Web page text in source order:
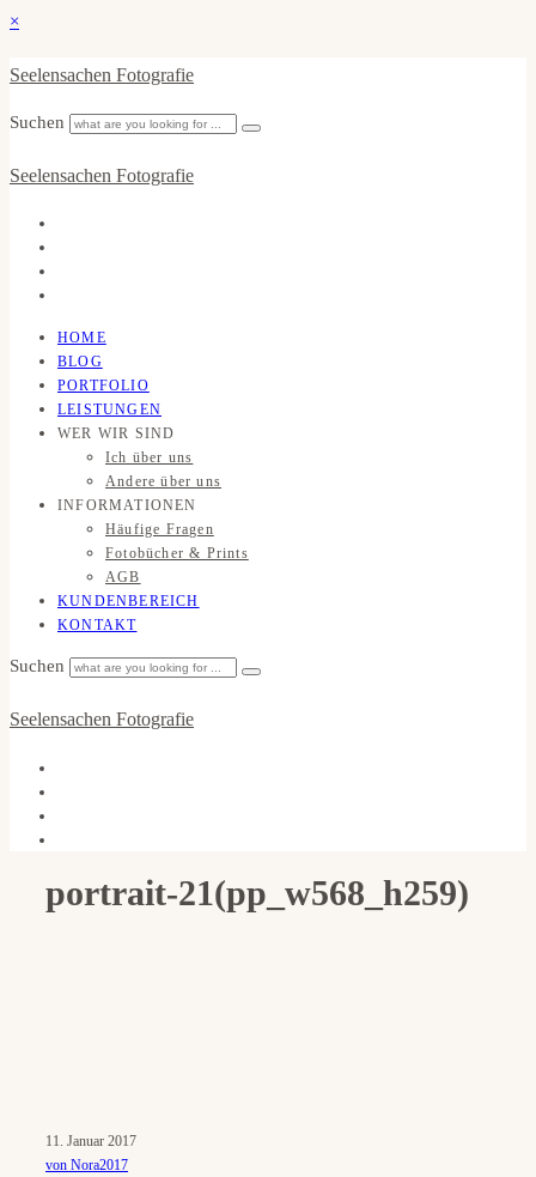
×
Seelensachen Fotografie
Suchen
Seelensachen Fotografie
HOME
BLOG
PORTFOLIO
LEISTUNGEN
WER WIR SIND
Ich über uns
Andere über uns
INFORMATIONEN
Häufige Fragen
Fotobücher & Prints
AGB
KUNDENBEREICH
KONTAKT
Suchen
Seelensachen Fotografie
portrait-21(pp_w568_h259)
11. Januar 2017
von Nora2017